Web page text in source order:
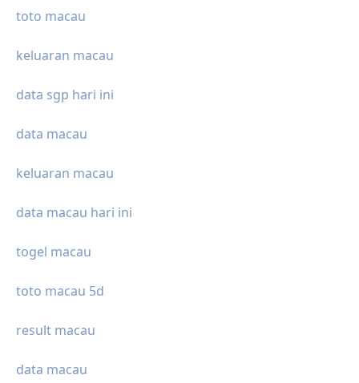
toto macau
keluaran macau
data sgp hari ini
data macau
keluaran macau
data macau hari ini
togel macau
toto macau 5d
result macau
data macau